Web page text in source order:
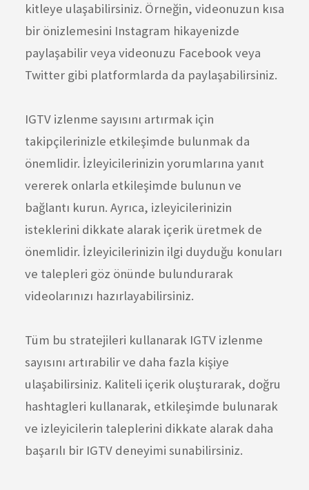
kitleye ulaşabilirsiniz. Örneğin, videonuzun kısa
bir önizlemesini Instagram hikayenizde
paylaşabilir veya videonuzu Facebook veya
Twitter gibi platformlarda da paylaşabilirsiniz.
IGTV izlenme sayısını artırmak için
takipçilerinizle etkileşimde bulunmak da
önemlidir. İzleyicilerinizin yorumlarına yanıt
vererek onlarla etkileşimde bulunun ve
bağlantı kurun. Ayrıca, izleyicilerinizin
isteklerini dikkate alarak içerik üretmek de
önemlidir. İzleyicilerinizin ilgi duyduğu konuları
ve talepleri göz önünde bulundurarak
videolarınızı hazırlayabilirsiniz.
Tüm bu stratejileri kullanarak IGTV izlenme
sayısını artırabilir ve daha fazla kişiye
ulaşabilirsiniz. Kaliteli içerik oluşturarak, doğru
hashtagleri kullanarak, etkileşimde bulunarak
ve izleyicilerin taleplerini dikkate alarak daha
başarılı bir IGTV deneyimi sunabilirsiniz.